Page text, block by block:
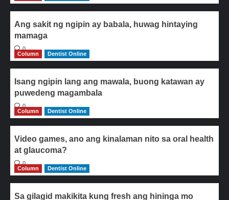
Ang sakit ng ngipin ay babala, huwag hintaying
mamaga
0
Column
Dentist Online
Isang ngipin lang ang mawala, buong katawan ay
puwedeng magambala
0
Column
Dentist Online
Video games, ano ang kinalaman nito sa oral health
at glaucoma?
0
Column
Dentist Online
Sa gilagid makikita kung fresh ang hininga mo